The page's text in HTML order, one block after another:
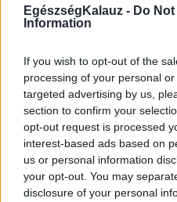
EgészségKalauz - Do
Information
If you wish to opt-out of the
processing of your personal
targeted advertising by us,
section to confirm your
opt-out request is processed
interest-based ads based on
us or personal information
your opt-out. You may
disclosure of your personal
időpont a
Mikor a legjobb
az időpont a
ez az egy szabály